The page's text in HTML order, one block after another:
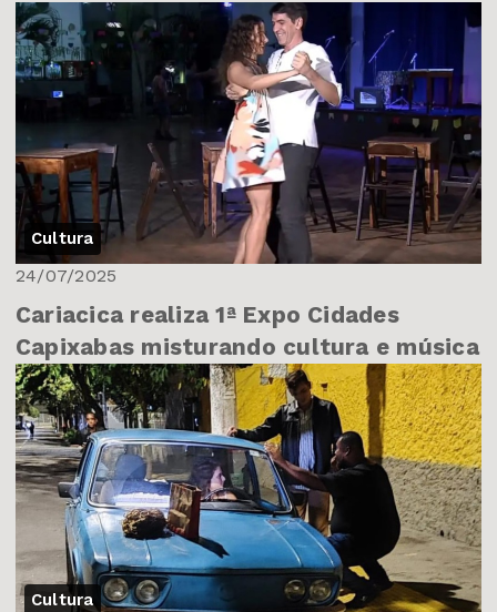
Cultura
24/07/2025
Cariacica realiza 1ª Expo Cidades
Capixabas misturando cultura e música
Cultura